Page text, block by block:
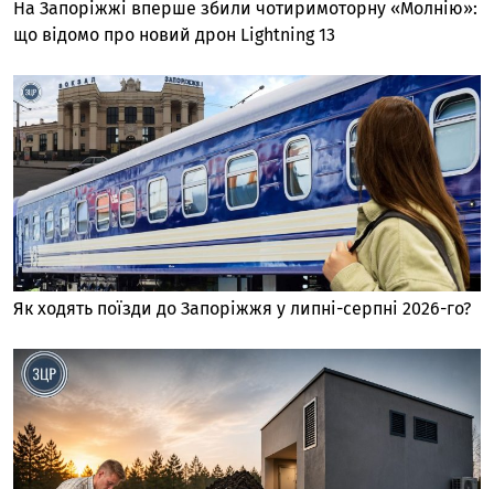
На Запоріжжі вперше збили чотиримоторну «Молнію»:
що відомо про новий дрон Lightning 13
Як ходять поїзди до Запоріжжя у липні-серпні 2026-го?